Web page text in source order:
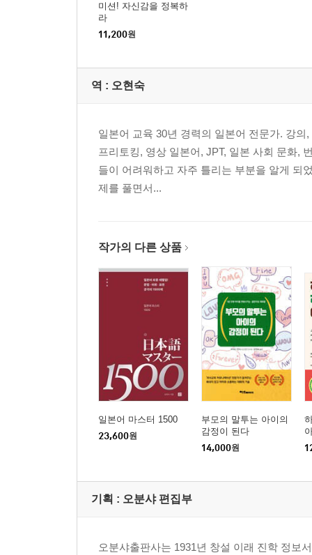
미션! 자신감을 정복하
라
11,200원
역 : 오현숙
일본어 교육 30년 경력의 일본어 전문가. 강
프리토킹, 영상 일본어, JPT, 일본 사회 문화,
들이 어려워하고 자주 틀리는 부분을 알게 되
제를 풀면서...
작가의 다른 상품
일본어 마스터 1500
23,600원
부모의 말투는 아이의
감정이 된다
14,000원
기획 : 오분샤 편집부
오분샤출판사는 1931년 창설 이래 진학 정보